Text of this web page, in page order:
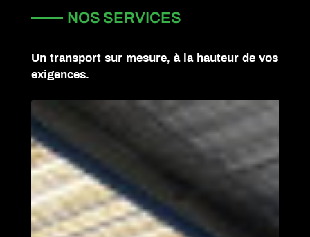
NOS SERVICES
Un transport sur mesure, à la hauteur de vos
exigences.